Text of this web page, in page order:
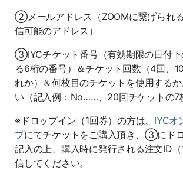
②メールアドレス（ZOOMに繋げられ
信可能のアドレス）
③IYCチケット番号（有効期限の日付下
る6桁の番号）＆チケット回数（4回、
れか）＆何枚目のチケットを使用する
い（記入例：No……、20回チケットの7
※ドロップイン（1回券）の方は、 IYCオ
プにてチケットをご購入頂き、③にド
記入の上、購入時に発行される注文ID
信してください。